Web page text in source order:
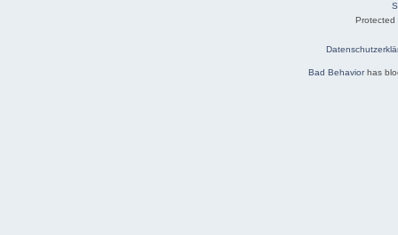
Bad Behaviorhas